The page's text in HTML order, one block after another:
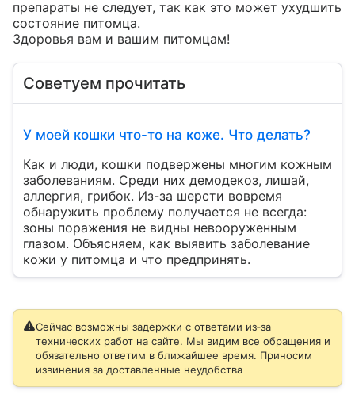
препараты не следует, так как это может ухудшить
состояние питомца.
Здоровья вам и вашим питомцам!
Советуем прочитать
У моей кошки что-то на коже. Что делать?
Как и люди, кошки подвержены многим кожным
заболеваниям. Среди них демодекоз, лишай,
аллергия, грибок. Из-за шерсти вовремя
обнаружить проблему получается не всегда:
зоны поражения не видны невооруженным
глазом. Объясняем, как выявить заболевание
кожи у питомца и что предпринять.
Сейчас возможны задержки с ответами из‑за
технических работ на сайте. Мы видим все обращения и
обязательно ответим в ближайшее время. Приносим
извинения за доставленные неудобства